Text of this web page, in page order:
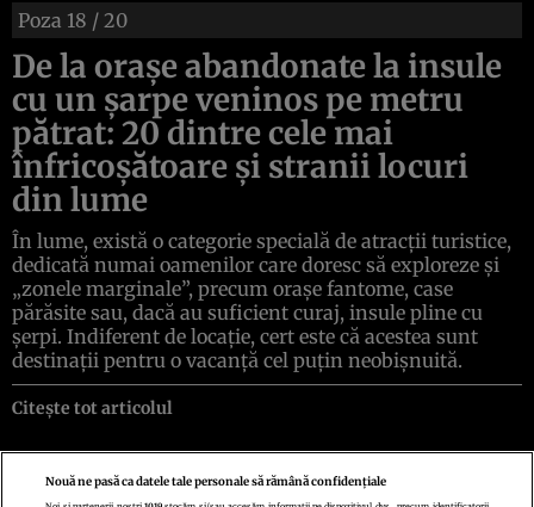
Poza 18 / 20
De la oraşe abandonate la insule
cu un şarpe veninos pe metru
pătrat: 20 dintre cele mai
înfricoşătoare şi stranii locuri
din lume
În lume, există o categorie specială de atracţii turistice,
dedicată numai oamenilor care doresc să exploreze şi
„zonele marginale”, precum oraşe fantome, case
părăsite sau, dacă au suficient curaj, insule pline cu
şerpi. Indiferent de locaţie, cert este că acestea sunt
destinaţii pentru o vacanţă cel puţin neobişnuită.
Citește tot articolul
Nouă ne pasă ca datele tale personale să rămână confidențiale